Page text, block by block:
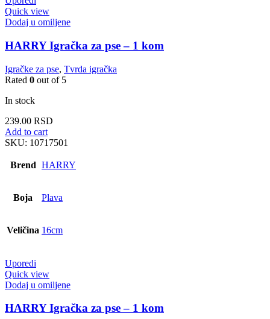
Quick view
Dodaj u omiljene
HARRY Igračka za pse – 1 kom
Igračke za pse, Tvrda igračka
Rated 0 out of 5
In stock
239.00 RSD
Add to cart
SKU: 10717501
Brend HARRY
Boja Plava
Veličina 16cm
Uporedi
Quick view
Dodaj u omiljene
HARRY Igračka za pse – 1 kom